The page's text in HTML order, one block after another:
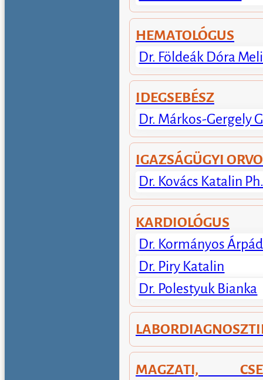
HEMATOLÓGUS
Dr. Földeák Dóra
IDEGSEBÉSZ
Dr. Márkos-Gergely
IGAZSÁGÜGYI
Dr. Kovács Katalin
KARDIOLÓGUS
Dr. Kormányos Árpád
Dr. Piry Katalin
Dr. Polestyuk Bianka
MAGZATI,